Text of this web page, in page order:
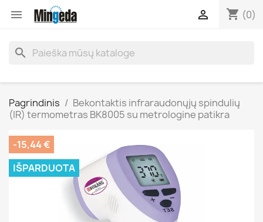
 shopping_cart (0)

search
Pagrindinis
Bekontaktis infraraudonųjų spindulių
(IR) termometras BK8005 su metrologine patikra
-15,44 €
IŠPARDUOTA